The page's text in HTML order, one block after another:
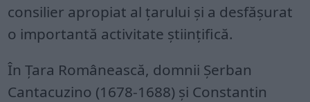
consilier apropiat al ţarului şi a desfăşurat
o importantă activitate ştiinţifică.
În Ţara Românească, domnii Şerban
Cantacuzino (1678-1688) şi Constantin